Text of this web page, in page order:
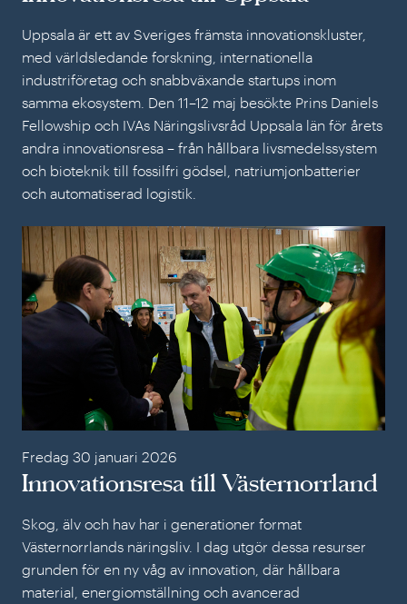
Uppsala är ett av Sveriges främsta innovationskluster,
med världsledande forskning, internationella
industriföretag och snabbväxande startups inom
samma ekosystem. Den 11–12 maj besökte Prins Daniels
Fellowship och IVAs Näringslivsråd Uppsala län för årets
andra innovationsresa – från hållbara livsmedelssystem
och bioteknik till fossilfri gödsel, natriumjonbatterier
och automatiserad logistik.
Fredag 30 januari 2026
Innovationsresa till Västernorrland
Skog, älv och hav har i generationer format
Västernorrlands näringsliv. I dag utgör dessa resurser
grunden för en ny våg av innovation, där hållbara
material, energiomställning och avancerad